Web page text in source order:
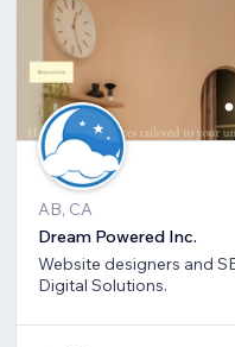
AB, CA
Dream Powered Inc.
Website designers and
Digital Solutions.